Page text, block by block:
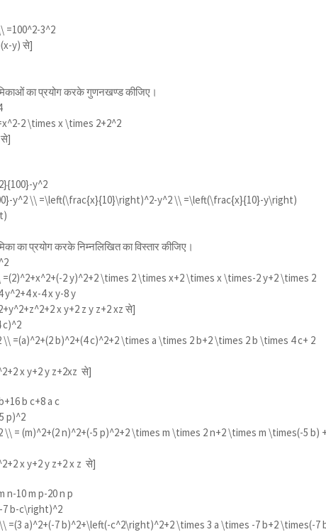
=100^2-3^2
y) से]
का प्रयोग करके गुणनखण्ड कीजिए।
2 \times x \times 2+2^2
से]
y^2
y^2 \\ =\left(\frac{x}{10}\right)^2-y^2 \\ =\left(\frac{x}{10}-y\right)
का प्रयोग करके निम्नलिखित का विस्तार कीजिए।
=(2)^2+x^2+(-2 y)^2+2 \times 2 \times x+2 \times x \times-2 y+2 \times 2
x-4 x y-8 y
x y+2 z y z+2 xz से]
c)^2
\\ =(a)^2+(2 b)^2+(4 c)^2+2 \times a \times 2 b+2 \times 2 b \times 4 c+ 2
x y+2 y z+2xz से]
b c+8 a c
p)^2
\\ = (m)^2+(2 n)^2+(-5 p)^2+2 \times m \times 2 n+2 \times m \times(-5 b)
x y+2 y z+2 x z से]
n-10 m p-20 n p
7 b-c\right)^2
=(3 a)^2+(-7 b)^2+\left(-c^2\right)^2+2 \times 3 a \times -7 b+2 \times(-7